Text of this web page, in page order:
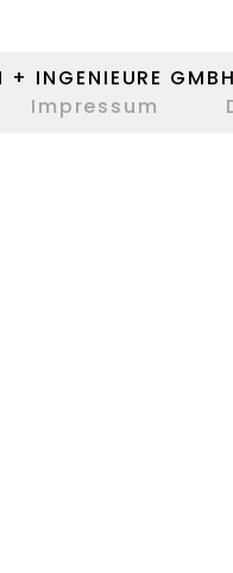
+ INGENIEURE
Impressum